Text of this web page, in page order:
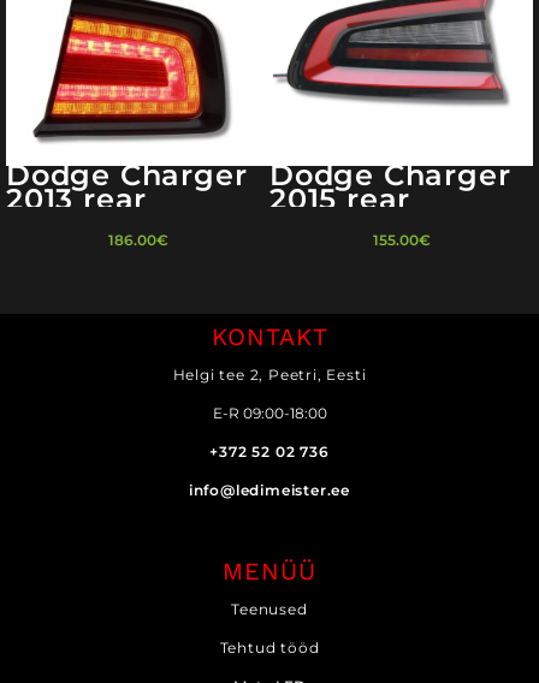
Dodge Charger
2013 rear
186.00€
Dodge Charger
2015 rear
155.00€
KONTAKT
Helgi tee 2, Peetri, Eesti
E-R 09:00-18:00
+372 52 02 736
info@ledimeister.ee
MENÜÜ
Teenused
Tehtud tööd